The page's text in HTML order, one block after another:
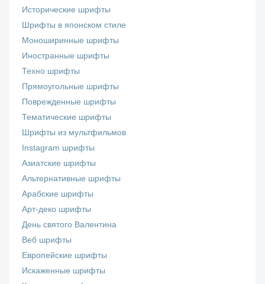
Исторические шрифты
Шрифты в японском стиле
Моноширинные шрифты
Иностранные шрифты
Техно шрифты
Прямоугольные шрифты
Поврежденные шрифты
Тематические шрифты
Шрифты из мультфильмов
Instagram шрифты
Азиатские шрифты
Альтернативные шрифты
Арабские шрифты
Арт-деко шрифты
День святого Валентина
Веб шрифты
Европейские шрифты
Искаженные шрифты